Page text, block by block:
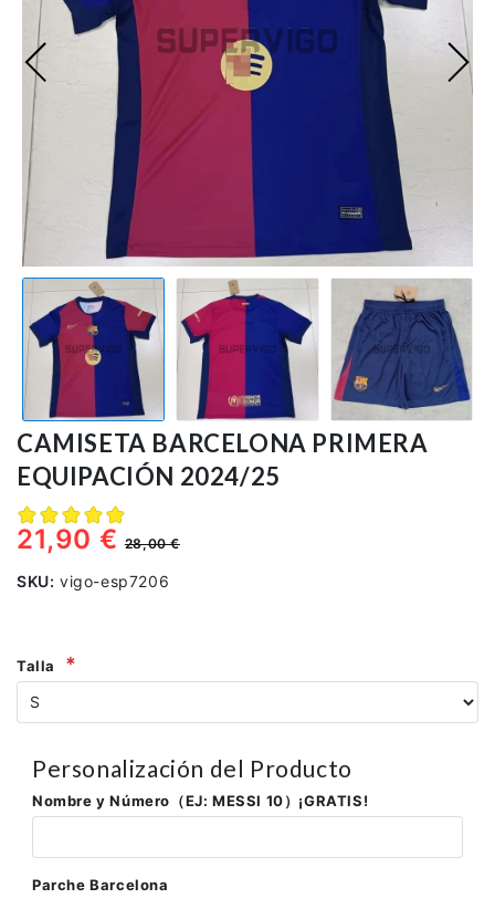
Ligue 1
Otras Ligas
Niños
Entrenamiento
CAMISETA BARCELONA PRIMERA
EQUIPACIÓN 2024/25
21,90 €28,00 €
SKU: vigo-esp7206
Talla
Personalización del Producto
Nombre y Número（EJ: MESSI 10）¡GRATIS!
Parche Barcelona